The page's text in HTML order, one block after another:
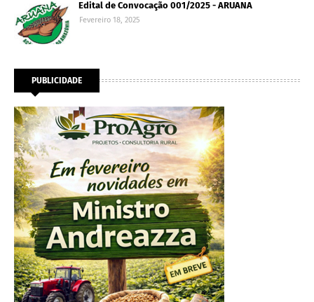
Edital de Convocação 001/2025 - ARUANA
Fevereiro 18, 2025
PUBLICIDADE